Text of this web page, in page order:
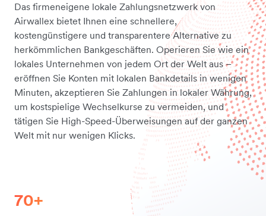
Das firmeneigene lokale Zahlungsnetzwerk von
Airwallex bietet Ihnen eine schnellere,
kostengünstigere und transparentere Alternative zu
herkömmlichen Bankgeschäften. Operieren Sie wie ein
lokales Unternehmen von jedem Ort der Welt aus –
eröffnen Sie Konten mit lokalen Bankdetails in wenigen
Minuten, akzeptieren Sie Zahlungen in lokaler Währung,
um kostspielige Wechselkurse zu vermeiden, und
tätigen Sie High-Speed-Überweisungen auf der ganzen
Welt mit nur wenigen Klicks.
70+